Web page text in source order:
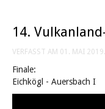
14.
VERFASST AM 01. MAI 2019.
Finale:
Eichkögl - Auersbach I